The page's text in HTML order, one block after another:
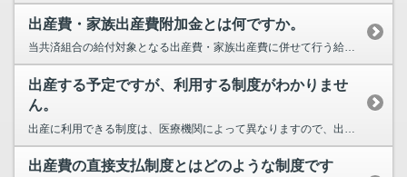
出産費・家族出産費附加金とは何ですか。
当共済組合の給付対象となる出産費・家族出産費に併せて行う給付で、出産費の支払い方法（直接支払制...
出産する予定ですが、利用する制度がわかりませ
ん。
出産費の直接支払制度とはどのような制度です